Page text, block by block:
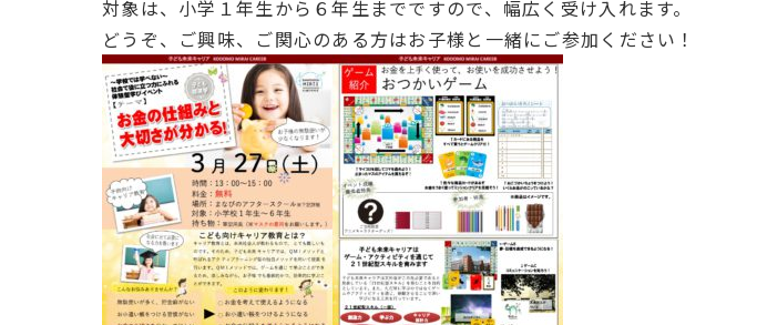
対象は、小学１年生から６年生までですので、幅広く受け入れます。
どうぞ、ご興味、ご関心のある方はお子様と一緒にご参加ください！